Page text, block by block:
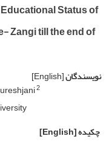
Status of
Zangi till the end of
نویسندگان[English]
2
چکیده[English]